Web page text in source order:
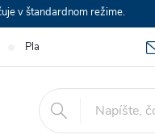
v štandardnom režime.
Platby a Doprava